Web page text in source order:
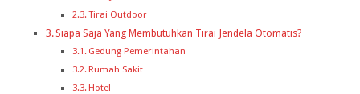
Tirai Outdoor
Siapa Saja Yang Membutuhkan Tirai Jendela Otomatis?
Gedung Pemerintahan
Rumah Sakit
Hotel